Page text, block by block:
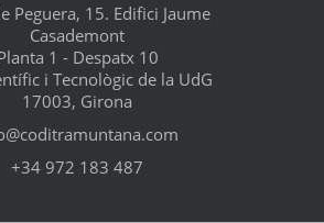
Peguera, 15. Edifici Jaume
Casademont
1 - Despatx 10
i Tecnològic de la UdG
17003, Girona
+34 972 183 487